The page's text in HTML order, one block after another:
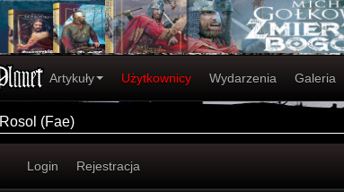
Artykuły Użytkownicy Wydarzenia Galeria
Rosol (Fae)
Login Rejestracja